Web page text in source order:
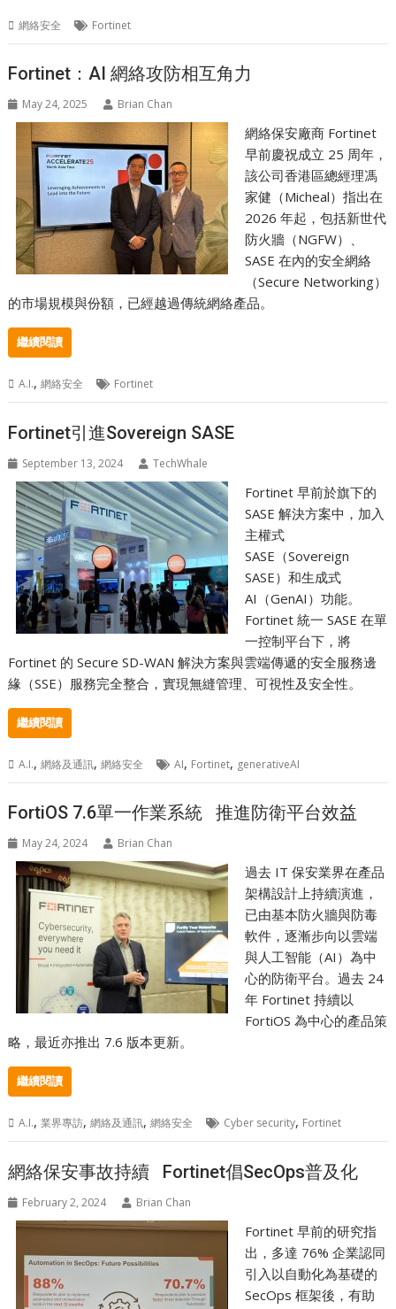
網絡安全 Fortinet
Fortinet：AI 網絡攻防相互角力
May 24, 2025 Brian Chan
網絡保安廠商 Fortinet
早前慶祝成立 25 周年，
該公司香港區總經理馮
家健（Micheal）指出在
2026 年起，包括新世代
防火牆（NGFW）、
SASE 在內的安全網絡
（Secure Networking）
的市場規模與份額，已經越過傳統網絡產品。
繼續閱讀
A.I.,網絡安全 Fortinet
Fortinet引進Sovereign SASE
September 13, 2024 TechWhale
Fortinet 早前於旗下的
SASE 解決方案中，加入
主權式
SASE（Sovereign
SASE）和生成式
AI（GenAI）功能。
Fortinet 統一 SASE 在單
一控制平台下，將
Fortinet 的 Secure SD-WAN 解決方案與雲端傳遞的安全服務邊
緣（SSE）服務完全整合，實現無縫管理、可視性及安全性。
繼續閱讀
A.I.,網絡及通訊,網絡安全 AI, Fortinet, generativeAI
FortiOS 7.6單一作業系統 推進防衛平台效益
May 24, 2024 Brian Chan
過去 IT 保安業界在產品
架構設計上持續演進，
已由基本防火牆與防毒
軟件，逐漸步向以雲端
與人工智能（AI）為中
心的防衛平台。過去 24
年 Fortinet 持續以
FortiOS 為中心的產品策
略，最近亦推出 7.6 版本更新。
繼續閱讀
A.I.,業界專訪,網絡及通訊,網絡安全 Cyber security, Fortinet
網絡保安事故持續 Fortinet倡SecOps普及化
February 2, 2024 Brian Chan
Fortinet 早前的研究指
出，多達 76% 企業認同
引入以自動化為基礎的
SecOps 框架後，有助